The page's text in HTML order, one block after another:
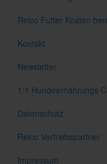
Reico Futter Kosten
Kontakt
Newsletter
1:1 Hundeernährungs
Datenschutz
Reico Vertriebspartner
Impressum